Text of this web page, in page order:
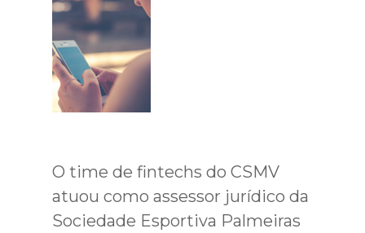
O time de fintechs do CSMV
atuou como assessor jurídico da
Sociedade Esportiva Palmeiras